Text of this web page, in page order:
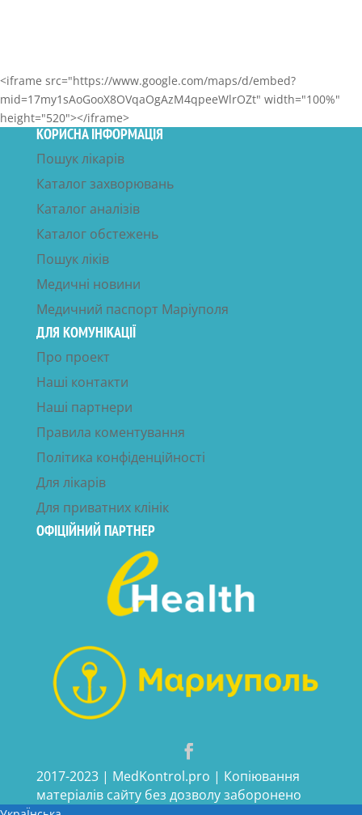
<iframe src="https://www.google.com/maps/d/embed?
mid=17my1sAoGooX8OVqaOgAzM4qpeeWlrOZt" width="100%"
height="520"></iframe>
КОРИСНА ІНФОРМАЦІЯ
Пошук лікарів
Каталог захворювань
Каталог аналізів
Каталог обстежень
Пошук ліків
Медичні новини
Медичний паспорт Маріуполя
ДЛЯ КОМУНІКАЦІЇ
Про проект
Наші контакти
Наші партнери
Правила коментування
Політика конфіденційності
Для лікарів
Для приватних клінік
ОФІЦІЙНИЙ ПАРТНЕР
2017-2023 | MedKontrol.pro | Копіювання
матеріалів сайту без дозволу заборонено